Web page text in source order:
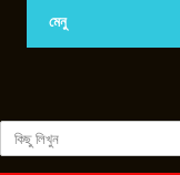
মেনু